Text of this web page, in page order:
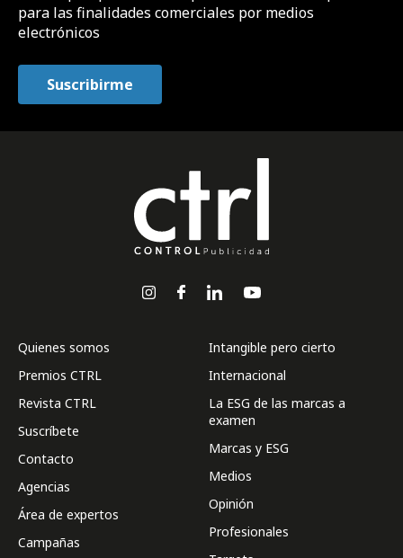
para las finalidades comerciales por medios
electrónicos
Quienes somos
Premios CTRL
Revista CTRL
Suscríbete
Contacto
Agencias
Área de expertos
Campañas
Intangible pero cierto
Internacional
La ESG de las marcas a
examen
Marcas y ESG
Medios
Opinión
Profesionales